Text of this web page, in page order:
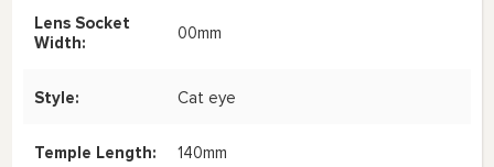
Lens Socket
Width:
00mm
Style: Cat eye
Temple Length: 140mm